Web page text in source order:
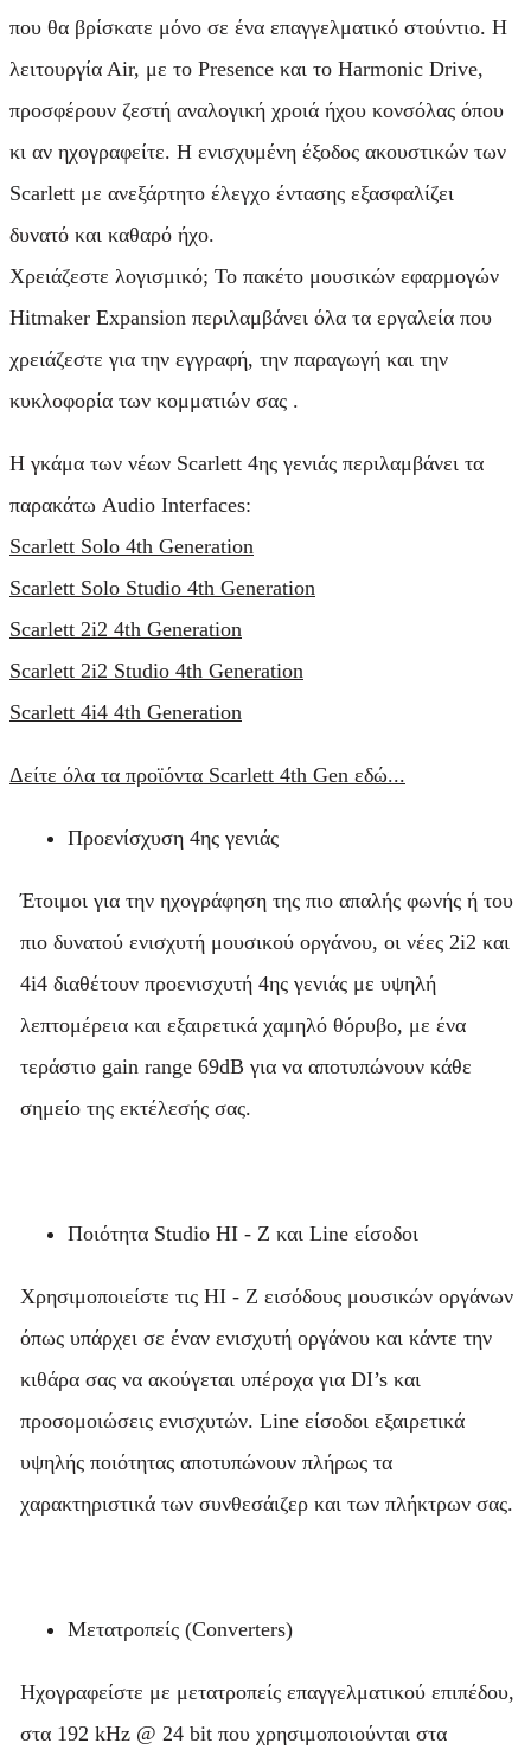
που θα βρίσκατε μόνο σε ένα επαγγελματικό στούντιο. Η
λειτουργία Αir, με το Presence και το Harmonic Drive,
προσφέρουν ζεστή αναλογική χροιά ήχου κονσόλας όπου
κι αν ηχογραφείτε. Η ενισχυμένη έξοδος ακουστικών των
Scarlett με ανεξάρτητο έλεγχο έντασης εξασφαλίζει
δυνατό και καθαρό ήχο.
Χρειάζεστε λογισμικό; Το πακέτο μουσικών εφαρμογών
Hitmaker Expansion περιλαμβάνει όλα τα εργαλεία που
χρειάζεστε για την εγγραφή, την παραγωγή και την
κυκλοφορία των κομματιών σας .
Η γκάμα των νέων Scarlett 4ης γενιάς περιλαμβάνει τα
παρακάτω Audio Interfaces:
Scarlett Solo 4th Generation
Scarlett Solo Studio 4th Generation
Scarlett 2i2 4th Generation
Scarlett 2i2 Studio 4th Generation
Scarlett 4i4 4th Generation
Δείτε όλα τα προϊόντα Scarlett 4th Gen εδώ...
Προενίσχυση 4ης γενιάς
Έτοιμοι για την ηχογράφηση της πιο απαλής φωνής ή του
πιο δυνατού ενισχυτή μουσικού οργάνου, οι νέες 2i2 και
4i4 διαθέτουν προενισχυτή 4ης γενιάς με υψηλή
λεπτομέρεια και εξαιρετικά χαμηλό θόρυβο, με ένα
τεράστιο gain range 69dB για να αποτυπώνουν κάθε
σημείο της εκτέλεσής σας.
Ποιότητα Studio HI - Z και Line είσοδοι
Χρησιμοποιείστε τις HI - Z εισόδους μουσικών οργάνων
όπως υπάρχει σε έναν ενισχυτή οργάνου και κάντε την
κιθάρα σας να ακούγεται υπέροχα για DI’s και
προσομοιώσεις ενισχυτών. Line είσοδοι εξαιρετικά
υψηλής ποιότητας αποτυπώνουν πλήρως τα
χαρακτηριστικά των συνθεσάιζερ και των πλήκτρων σας.
Μετατροπείς (Converters)
Ηχογραφείστε με μετατροπείς επαγγελματικού επιπέδου,
στα 192 kHz @ 24 bit που χρησιμοποιούνται στα